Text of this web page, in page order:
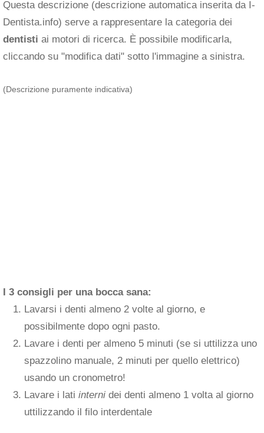
Questa descrizione (descrizione automatica inserita da I-
Dentista.info) serve a rappresentare la categoria dei
dentisti ai motori di ricerca. È possibile modificarla,
cliccando su "modifica dati" sotto l'immagine a sinistra.
(Descrizione puramente indicativa)
I 3 consigli per una bocca sana:
Lavarsi i denti almeno 2 volte al giorno, e
possibilmente dopo ogni pasto.
Lavare i denti per almeno 5 minuti (se si uttilizza uno
spazzolino manuale, 2 minuti per quello elettrico)
usando un cronometro!
Lavare i lati interni dei denti almeno 1 volta al giorno
uttilizzando il filo interdentale